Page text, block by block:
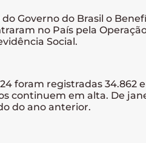
Governo do Brasil o
no País pela
Social.
foram registradas 34.862
continuem em alta. De
do ano anterior.